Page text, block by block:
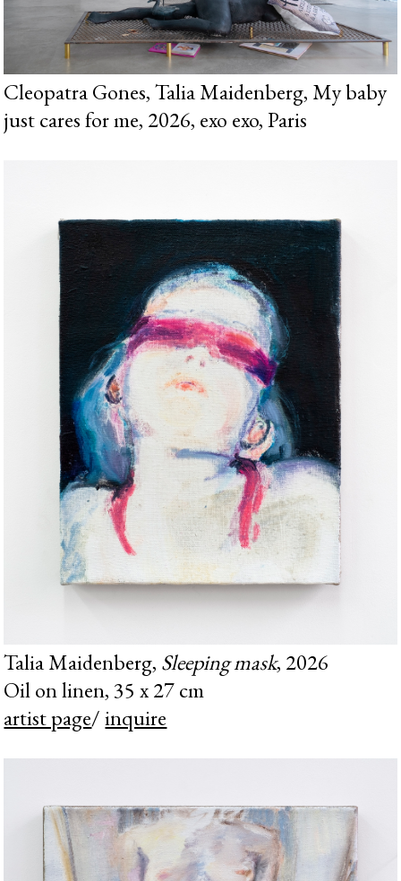
Cleopatra Gones, Talia Maidenberg, My baby
just cares for me, 2026, exo exo, Paris
Talia Maidenberg, Sleeping mask, 2026
Oil on linen, 35 x 27 cm
artist page/inquire